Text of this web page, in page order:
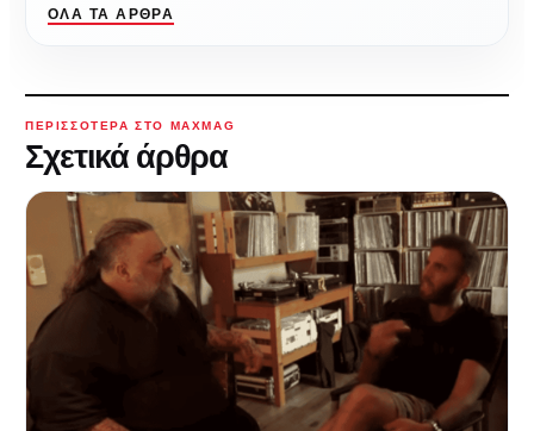
ΌΛΑ ΤΑ ΆΡΘΡΑ
ΠΕΡΙΣΣΌΤΕΡΑ ΣΤΟ MAXMAG
Σχετικά άρθρα